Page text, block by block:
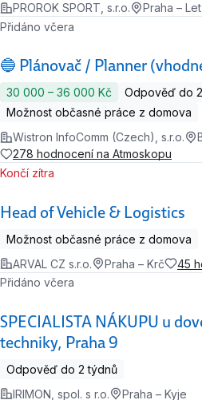
PROROK SPORT, s.r.o.
Praha –
🔵 Plánovač / Planner
Přidáno včera
30 000 ‍–‍ 36 000 Kč
Odpověď do
Možnost občasné práce z domova
Wistron InfoComm (Czech), s.r.o.
278 hodnocení na Atmoskopu
Head of Vehicle & Logistics
Končí zítra
Možnost občasné práce z domova
ARVAL CZ s.r.o.
Praha – Krč 45
SPECIALISTA NÁKUPU u
techniky, Praha 9
Přidáno včera
Odpověď do 2 týdnů
IRIMON, spol. s r.o.
Praha – Kyje